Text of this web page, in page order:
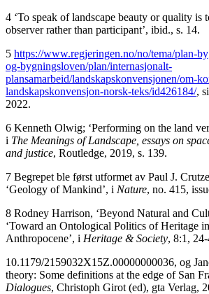
4 ‘To speak of landscape beauty or quality is
observer rather than participant’, ibid., s. 14.
5 https://www.regjeringen.no/no/tema/plan-
og-bygningsloven/plan/internasjonalt-
plansamarbeid/landskapskonvensjonen/om-
landskapskonvensjon-norsk-teks/id426184/,
2022.
6 Kenneth Olwig; ‘Performing on the land
i The Meanings of Landscape, essays on
and justice, Routledge, 2019, s. 139.
7 Begrepet ble først utformet av Paul J.
‘Geology of Mankind’, i Nature, no. 415,
8 Rodney Harrison, ‘Beyond Natural and
‘Toward an Ontological Politics of Heritage
Anthropocene’, i Heritage & Society, 8:1,
10.1179/2159032X15Z.00000000036, og
theory: Some definitions at the edge of San
Dialogues, Christoph Girot (ed), gta Verlag,